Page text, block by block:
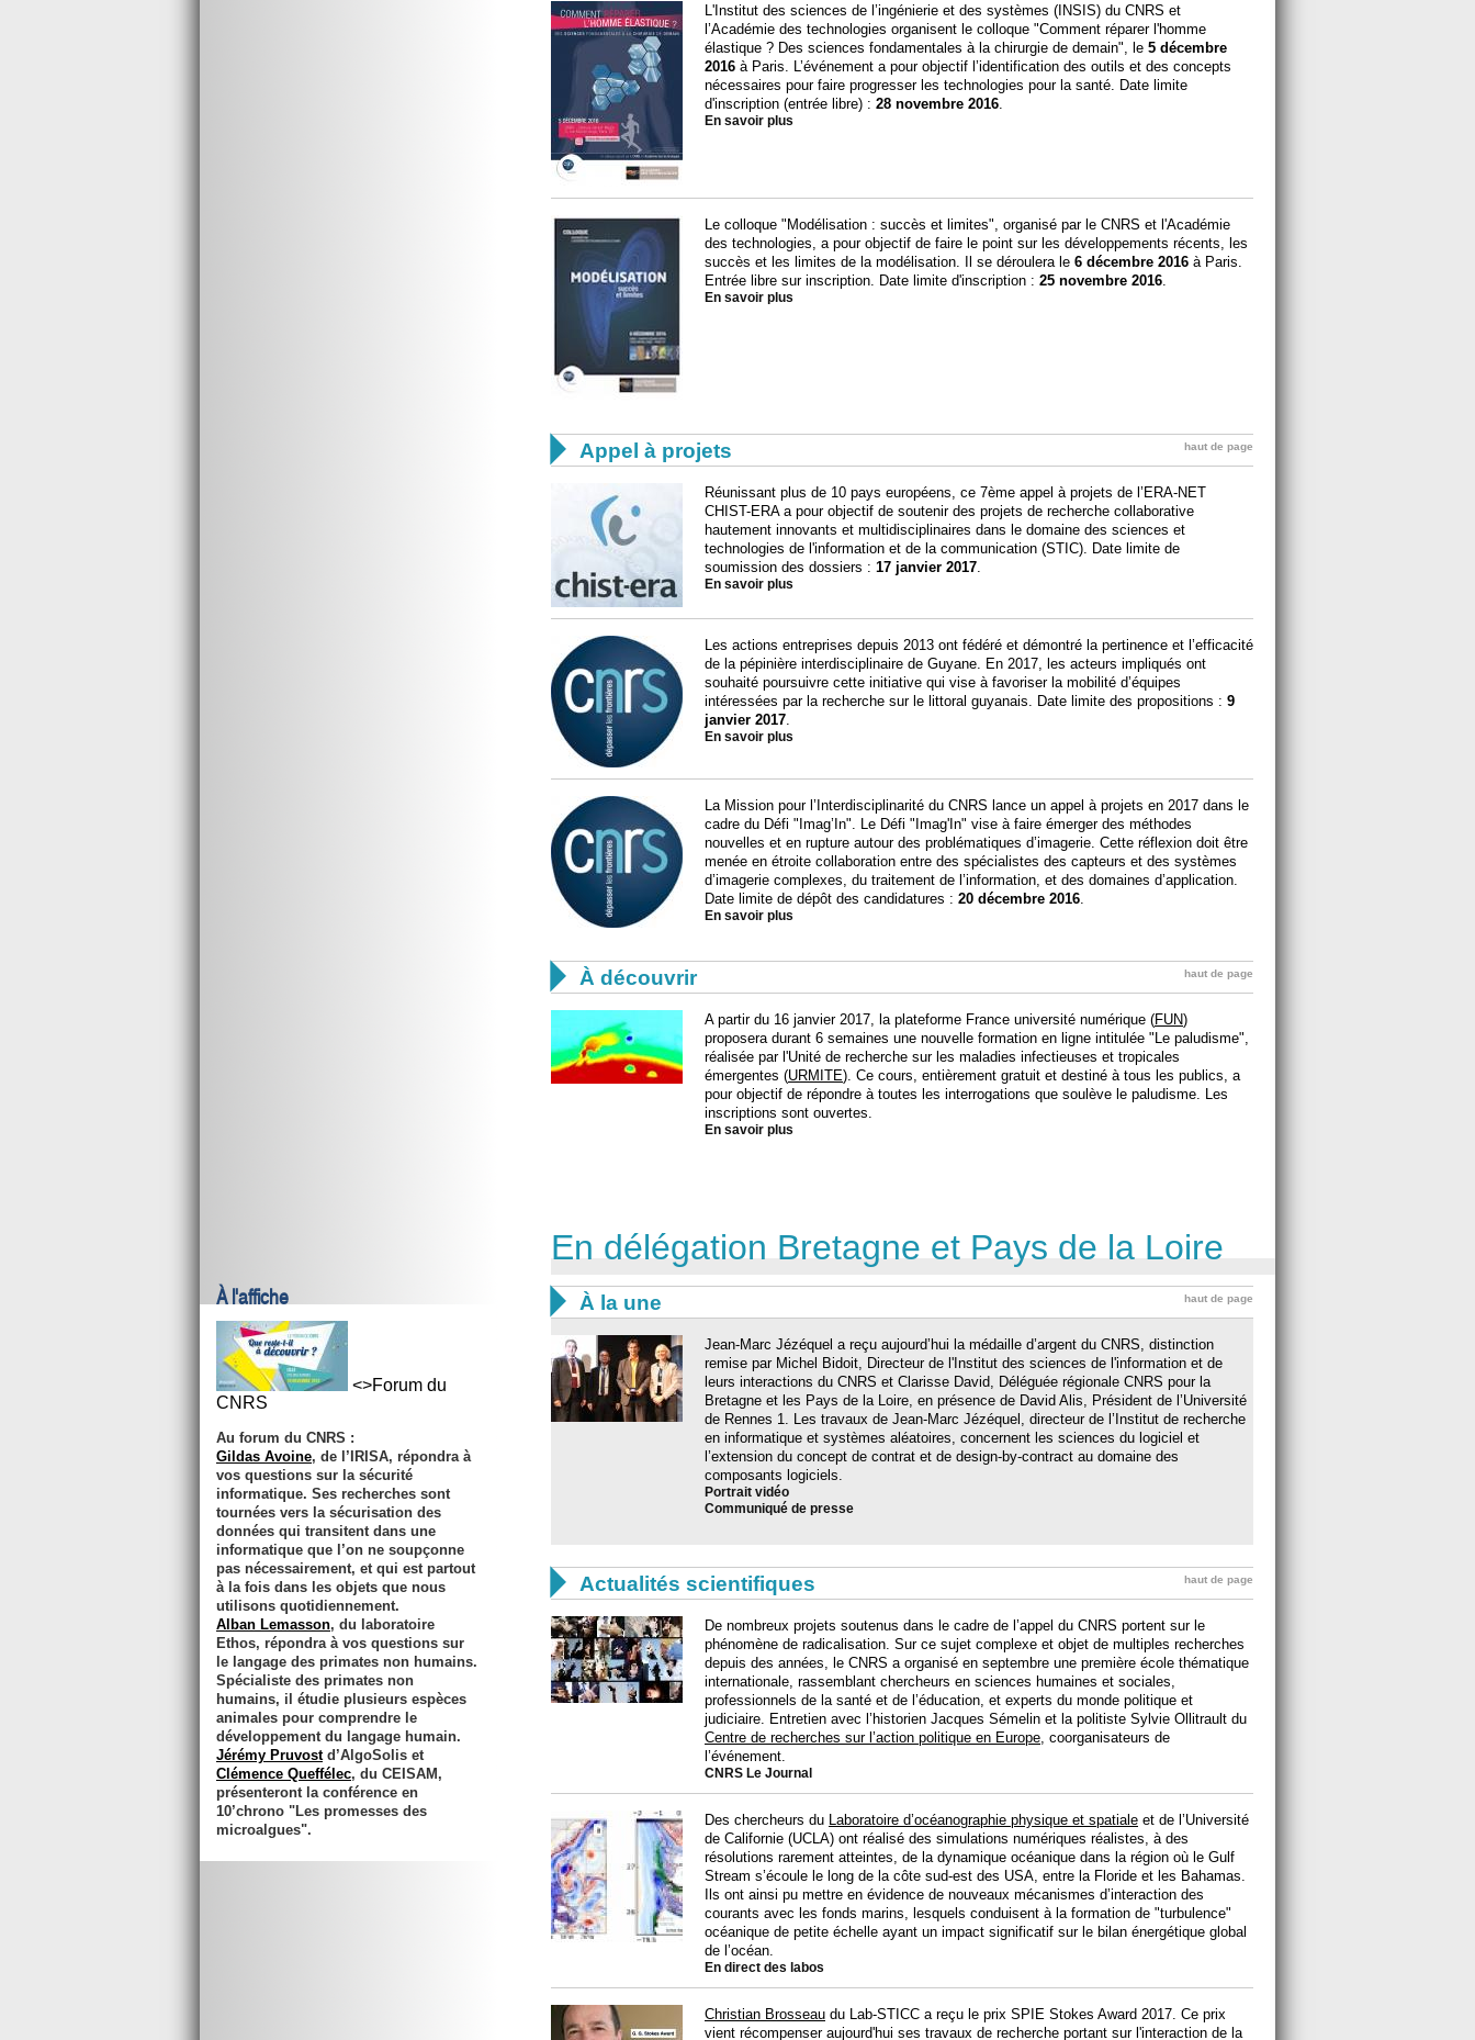
L'Institut des sciences de l’ingénierie et des systèmes (INSIS) du CNRS et
l’Académie des technologies organisent le colloque "Comment réparer l'homme
élastique ? Des sciences fondamentales à la chirurgie de demain", le 5 décembre
2016 à Paris. L’événement a pour objectif l’identification des outils et des concepts
nécessaires pour faire progresser les technologies pour la santé. Date limite
d'inscription (entrée libre) : 28 novembre 2016
En savoir plus
Le colloque "Modélisation : succès et limites", organisé par le CNRS et l'Académie
des technologies, a pour objectif de faire le point sur les développements récents, les
succès et les limites de la modélisation. Il se déroulera le 6 décembre 2016 à Paris.
Entrée libre sur inscription. Date limite d'inscription : 25 novembre 2016
En savoir plus
 Appel à projets haut de page
Réunissant plus de 10 pays européens, ce 7ème appel à projets de l’ERA-NET
CHIST-ERA a pour objectif de soutenir des projets de recherche collaborative
hautement innovants et multidisciplinaires dans le domaine des sciences et
technologies de l'information et de la communication (STIC). Date limite de
soumission des dossiers : 17 janvier 2017
En savoir plus
Les actions entreprises depuis 2013 ont fédéré et démontré la pertinence et l’efficacité
de la pépinière interdisciplinaire de Guyane. En 2017, les acteurs impliqués ont
souhaité poursuivre cette initiative qui vise à favoriser la mobilité d’équipes
intéressées par la recherche sur le littoral guyanais. Date limite des propositions : 9
janvier 2017
En savoir plus
La Mission pour l’Interdisciplinarité du CNRS lance un appel à projets en 2017 dans le
cadre du Défi "Imag’In". Le Défi "Imag'In" vise à faire émerger des méthodes
nouvelles et en rupture autour des problématiques d’imagerie. Cette réflexion doit être
menée en étroite collaboration entre des spécialistes des capteurs et des systèmes
d’imagerie complexes, du traitement de l’information, et des domaines d’application.
Date limite de dépôt des candidatures : 20 décembre 2016
En savoir plus
 À découvrir haut de page
A partir du 16 janvier 2017, la plateforme France université numérique (FUN)
proposera durant 6 semaines une nouvelle formation en ligne intitulée "Le paludisme",
réalisée par l'Unité de recherche sur les maladies infectieuses et tropicales
émergentes (URMITE). Ce cours, entièrement gratuit et destiné à tous les publics, a
pour objectif de répondre à toutes les interrogations que soulève le paludisme. Les
inscriptions sont ouvertes.
En savoir plus
À l'affiche
<>Forum du
CNRS
Au forum du CNRS :
Gildas Avoine, de l’IRISA, répondra à
vos questions sur la sécurité
informatique. Ses recherches sont
tournées vers la sécurisation des
données qui transitent dans une
informatique que l’on ne soupçonne
pas nécessairement, et qui est partout
à la fois dans les objets que nous
utilisons quotidiennement.
Alban Lemasson, du laboratoire
Ethos, répondra à vos questions sur
le langage des primates non humains.
Spécialiste des primates non
humains, il étudie plusieurs espèces
animales pour comprendre le
développement du langage humain.
Jérémy Pruvostd’AlgoSolis et
Clémence Queffélec, du CEISAM,
présenteront la conférence en
10’chrono "Les promesses des
microalgues".
En délégation Bretagne et Pays de la Loire
 À la une haut de page
Jean-Marc Jézéquel a reçu aujourd’hui la médaille d’argent du CNRS, distinction
remise par Michel Bidoit, Directeur de l'Institut des sciences de l'information et de
leurs interactions du CNRS et Clarisse David, Déléguée régionale CNRS pour la
Bretagne et les Pays de la Loire, en présence de David Alis, Président de l’Université
de Rennes 1. Les travaux de Jean-Marc Jézéquel, directeur de l’Institut de recherche
en informatique et systèmes aléatoires, concernent les sciences du logiciel et
l’extension du concept de contrat et de design-by-contract au domaine des
composants logiciels.
Portrait vidéo
Communiqué de presse
 Actualités scientifiques haut de page
De nombreux projets soutenus dans le cadre de l’appel du CNRS portent sur le
phénomène de radicalisation. Sur ce sujet complexe et objet de multiples recherches
depuis des années, le CNRS a organisé en septembre une première école thématique
internationale, rassemblant chercheurs en sciences humaines et sociales,
professionnels de la santé et de l’éducation, et experts du monde politique et
judiciaire. Entretien avec l’historien Jacques Sémelin et la politiste Sylvie Ollitrault du
Centre de recherches sur l’action politique en Europe , coorganisateurs de
l’événement.
CNRS Le Journal
Des chercheurs du Laboratoire d’océanographie physique et spatiale et de l’Université
de Californie (UCLA) ont réalisé des simulations numériques réalistes, à des
résolutions rarement atteintes, de la dynamique océanique dans la région où le Gulf
Stream s’écoule le long de la côte sud-est des USA, entre la Floride et les Bahamas.
Ils ont ainsi pu mettre en évidence de nouveaux mécanismes d’interaction des
courants avec les fonds marins, lesquels conduisent à la formation de "turbulence"
océanique de petite échelle ayant un impact significatif sur le bilan énergétique global
de l’océan.
En direct des labos
Christian Brosseau du Lab-STICC a reçu le prix SPIE Stokes Award 2017. Ce prix
vient récompenser aujourd'hui ses travaux de recherche portant sur l'interaction de la